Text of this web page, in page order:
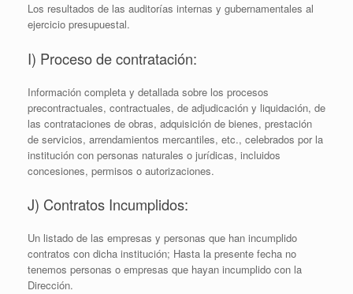
Los resultados de las auditorías internas y gubernamentales al
ejercicio presupuestal.
I) Proceso de contratación:
Información completa y detallada sobre los procesos
precontractuales, contractuales, de adjudicación y liquidación, de
las contrataciones de obras, adquisición de bienes, prestación
de servicios, arrendamientos mercantiles, etc., celebrados por la
institución con personas naturales o jurídicas, incluidos
concesiones, permisos o autorizaciones.
J) Contratos Incumplidos:
Un listado de las empresas y personas que han incumplido
contratos con dicha institución; Hasta la presente fecha no
tenemos personas o empresas que hayan incumplido con la
Dirección.